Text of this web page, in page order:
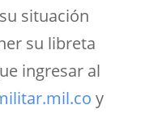
situación
su libreta
ingresar al
y